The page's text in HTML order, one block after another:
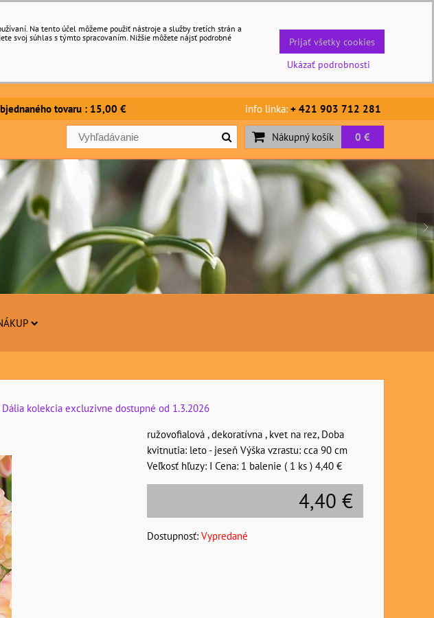
tovaru : 15,00 € info linka: + 421 903 712 281
Nákupný košík 0 €
Dália kolekcia excluzivne dostupné od 1.3.2026
ružovofialová , dekoratívna , kvet na rez, Doba
kvitnutia: leto - jeseň Výška vzrastu: cca 90 cm
Veľkosť hľuzy: I Cena: 1 balenie ( 1 ks ) 4,40 €
4,40 €
Dostupnosť: Vypredané
Na tento účel môžeme použiť nástroje a služby tretích strán a
svoj súhlas s týmto spracovaním. Nižšie môžete nájsť podrobné
Ukázať podrobnosti
Prijať všetky cookies